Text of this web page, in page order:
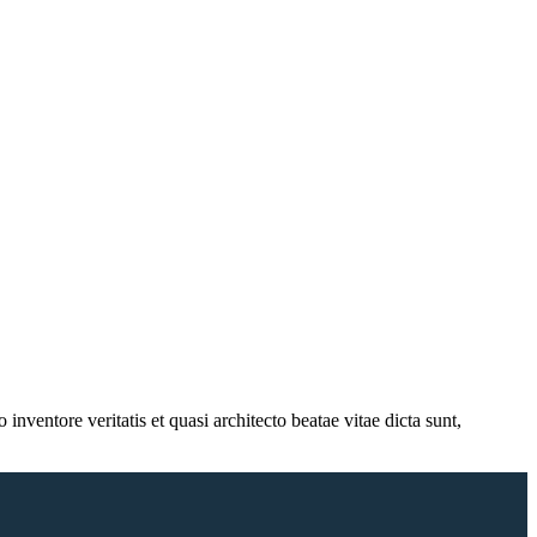
veritatis et quasi architecto beatae vitae dicta sunt,